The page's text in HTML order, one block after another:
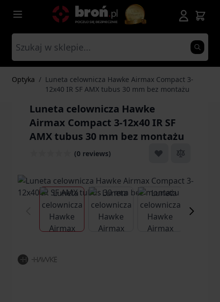
Przejdź do treści
Optyka / Luneta celownicza Hawke Airmax Compact 3-
12x40 IR SF AMX tubus 30 mm bez montażu
Luneta celownicza Hawke
Airmax Compact 3-12x40 IR SF
AMX tubus 30 mm bez montażu
(0 reviews)
View larger imageView larger imageView larger